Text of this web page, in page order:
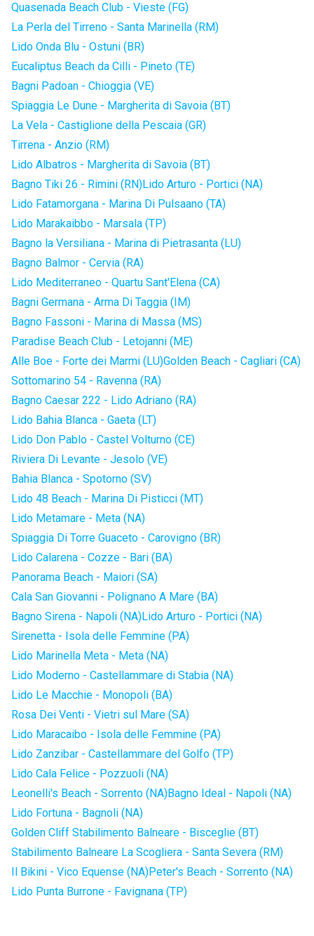
Quasenada Beach Club - Vieste (FG)
La Perla del Tirreno - Santa Marinella (RM)
Lido Onda Blu - Ostuni (BR)
Eucaliptus Beach da Cilli - Pineto (TE)
Bagni Padoan - Chioggia (VE)
Spiaggia Le Dune - Margherita di Savoia (BT)
La Vela - Castiglione della Pescaia (GR)
Tirrena - Anzio (RM)
Lido Albatros - Margherita di Savoia (BT)
Bagno Tiki 26 - Rimini (RN)Lido Arturo - Portici (NA)
Lido Fatamorgana - Marina Di Pulsaano (TA)
Lido Marakaibbo - Marsala (TP)
Bagno la Versiliana - Marina di Pietrasanta (LU)
Bagno Balmor - Cervia (RA)
Lido Mediterraneo - Quartu Sant'Elena (CA)
Bagni Germana - Arma Di Taggia (IM)
Bagno Fassoni - Marina di Massa (MS)
Paradise Beach Club - Letojanni (ME)
Alle Boe - Forte dei Marmi (LU)Golden Beach - Cagliari (CA)
Sottomarino 54 - Ravenna (RA)
Bagno Caesar 222 - Lido Adriano (RA)
Lido Bahia Blanca - Gaeta (LT)
Lido Don Pablo - Castel Volturno (CE)
Riviera Di Levante - Jesolo (VE)
Bahia Blanca - Spotorno (SV)
Lido 48 Beach - Marina Di Pisticci (MT)
Lido Metamare - Meta (NA)
Spiaggia Di Torre Guaceto - Carovigno (BR)
Lido Calarena - Cozze - Bari (BA)
Panorama Beach - Maiori (SA)
Cala San Giovanni - Polignano A Mare (BA)
Bagno Sirena - Napoli (NA)Lido Arturo - Portici (NA)
Sirenetta - Isola delle Femmine (PA)
Lido Marinella Meta - Meta (NA)
Lido Moderno - Castellammare di Stabia (NA)
Lido Le Macchie - Monopoli (BA)
Rosa Dei Venti - Vietri sul Mare (SA)
Lido Maracaibo - Isola delle Femmine (PA)
Lido Zanzibar - Castellammare del Golfo (TP)
Lido Cala Felice - Pozzuoli (NA)
Leonelli's Beach - Sorrento (NA)Bagno Ideal - Napoli (NA)
Lido Fortuna - Bagnoli (NA)
Golden Cliff Stabilimento Balneare - Bisceglie (BT)
Stabilimento Balneare La Scogliera - Santa Severa (RM)
Il Bikini - Vico Equense (NA)Peter's Beach - Sorrento (NA)
Lido Punta Burrone - Favignana (TP)